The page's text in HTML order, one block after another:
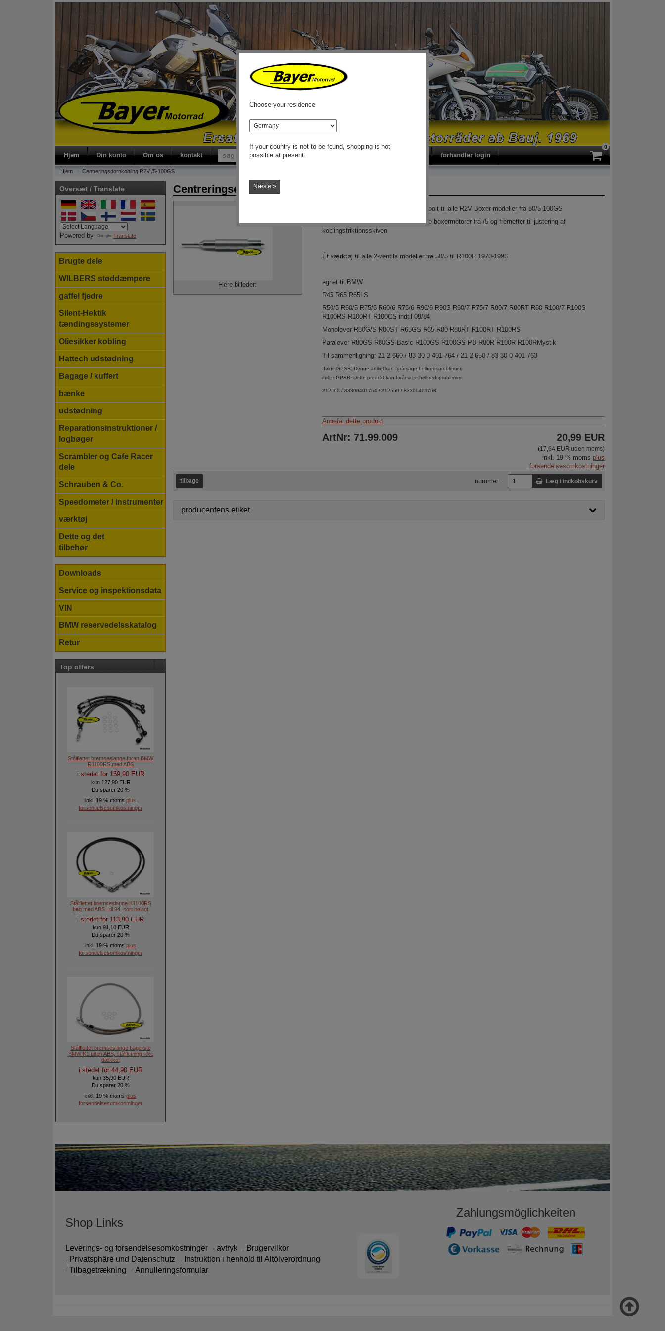
Hjem Din konto Om os kontakt forhandler login
0
Hjem Centreringsdornkobling R2V /5-100GS
Oversæt / Translate
Powered by Translate
Brugte dele
WILBERS støddæmpere
gaffel fjedre
Silent-Hektik
tændingssystemer
Oliesikker kobling
Hattech udstødning
Bagage / kuffert
bænke
udstødning
Reparationsinstruktioner /
logbøger
Scrambler og Cafe Racer
dele
Schrauben & Co.
Speedometer / instrumenter
værktøj
Dette og det
tilbehør
Downloads
Service og inspektionsdata
VIN
BMW reservedelsskatalog
Retur
Top offers
Stålflettet bremseslange foran BMW
R1100RS med ABS
i stedet for 159,90 EUR
kun 127,90 EUR
Du sparer 20 %
inkl. 19 % moms plus
forsendelsesomkostninger
Stålflettet bremseslange K1100RS
bag med ABS I til 94, sort belagt
i stedet for 113,90 EUR
kun 91,10 EUR
Du sparer 20 %
inkl. 19 % moms plus
forsendelsesomkostninger
Stålflettet bremseslange bagerste
BMW K1 uden ABS, stålfletning ikke
dækket
i stedet for 44,90 EUR
kun 35,90 EUR
Du sparer 20 %
inkl. 19 % moms plus
forsendelsesomkostninger
Centreringsdornkobling R2V /5-100GS
Flere billeder:
Koblingscentreringsdorn / centreringsbolt til alle R2V Boxer-modeller fra 50/5-100GS
Multicentreringsdorn til alle 2-ventilede boxermotorer fra /5 og fremefter til justering af
koblingsfriktionsskiven
Ét værktøj til alle 2-ventils modeller fra 50/5 til R100R 1970-1996
egnet til BMW
R45 R65 R65LS
R50/5 R60/5 R75/5 R60/6 R75/6 R90/6 R90S R60/7 R75/7 R80/7 R80RT R80 R100/7 R100S
R100RS R100RT R100CS indtil 09/84
Monolever R80G/S R80ST R65GS R65 R80 R80RT R100RT R100RS
Paralever R80GS R80GS-Basic R100GS R100GS-PD R80R R100R R100RMystik
Til sammenligning: 21 2 660 / 83 30 0 401 764 / 21 2 650 / 83 30 0 401 763
Ifølge GPSR: Denne artikel kan forårsage helbredsproblemer.
ifølge GPSR: Dette produkt kan forårsage helbredsproblemer
212660 / 83300401764 / 212650 / 83300401763
Anbefal dette produkt
ArtNr: 71.99.009 20,99 EUR
(17,64 EUR uden moms)
inkl. 19 % moms plus
forsendelsesomkostninger
tilbage nummer: Læg i indkøbskurv
producentens etiket
Shop Links
Leverings- og forsendelsesomkostninger avtryk
Brugervilkor
Privatsphäre und Datenschutz
Instruktion i henhold til Altölverordnung
Tilbagetrækning
Annulleringsformular
Zahlungsmöglichkeiten
to
Choose your residence
land
If your country is not to be found, shopping is not
possible at present.
Næste »